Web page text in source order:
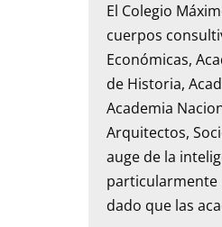
El Colegio
cuerpos
Económicas,
de Historia,
Academia
Arquitectos,
auge de la
particularmente
dado que las